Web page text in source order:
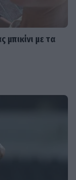
με τα